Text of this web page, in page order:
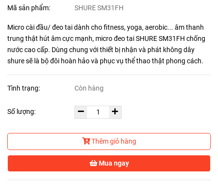
Mã sản phẩm: SHURE SM31FH
Micro cài đầu/ đeo tai dành cho fitness, yoga, aerobic... âm thanh
trung thật hút âm cực mạnh, micro đeo tai SHURE SM31FH chống
nước cao cấp. Dùng chung với thiết bị nhận và phát không dây
shure sẽ là bộ đôi hoàn hảo và phục vụ thể thao thật phong cách.
Tình trạng: Còn hàng
Số lượng:
Thêm giỏ hàng
Mua ngay